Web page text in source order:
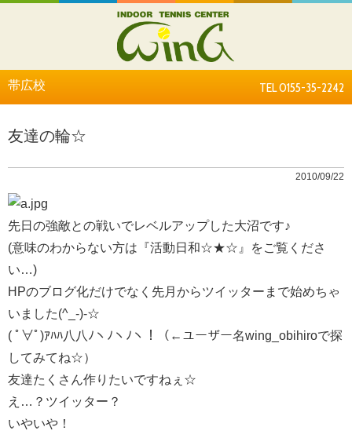
帯広校 TEL 0155-35-2242
友達の輪☆
2010/09/22
先日の強敵との戦いでレベルアップした大沼です♪
(意味のわからない方は『活動日和☆★☆』をご覧くださ
い…)
HPのブログ化だけでなく先月からツイッターまで始めちゃ
いました(^_-)-☆
( ﾟ∀ﾟ)ｱﾊﾊ八八ﾉヽﾉヽﾉヽ！（←ユーザー名wing_obihiroで探
してみてね☆）
友達たくさん作りたいですねぇ☆
え…？ツイッター？
いやいや！